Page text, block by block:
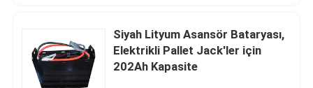
Siyah Lityum Asansör Bataryası,
Elektrikli Pallet Jack'ler için
202Ah Kapasite